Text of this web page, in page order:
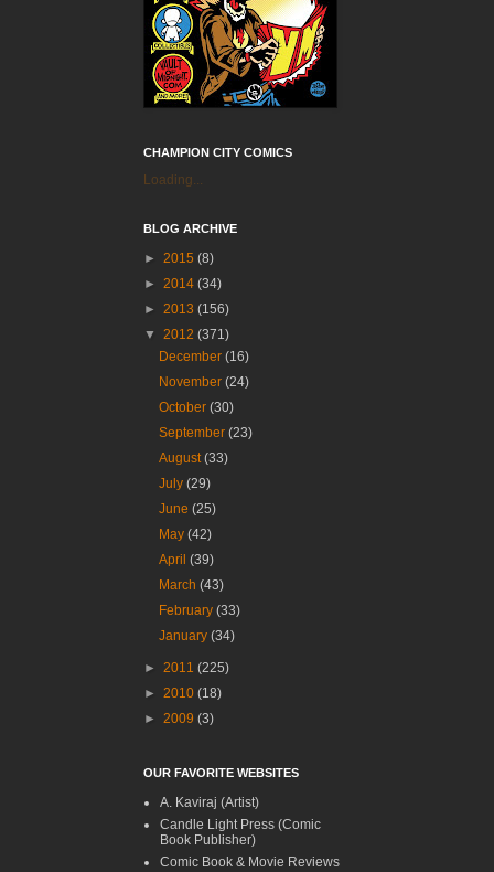
CHAMPION CITY COMICS
Loading...
BLOG ARCHIVE
► 2015 (8)
►
2014 (34)
►
2013 (156)
▼ 2012 (371)
December (16)
November (24)
October (30)
September (23)
August (33)
July (29)
June (25)
May (42)
April (39)
March (43)
February (33)
January (34)
► 2011 (225)
►
2010 (18)
►
2009 (3)
OUR FAVORITE WEBSITES
A. Kaviraj (Artist)
Candle Light Press (Comic
Book Publisher)
Comic Book & Movie Reviews